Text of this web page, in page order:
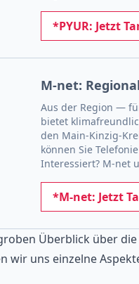
*PYUR: Jetzt
M-net:
Aus der Region —
bietet
den Main-Kinzig-
können Sie
Interessiert? M-net
*M-net: Jetzt
Überblick über
wir uns einzelne